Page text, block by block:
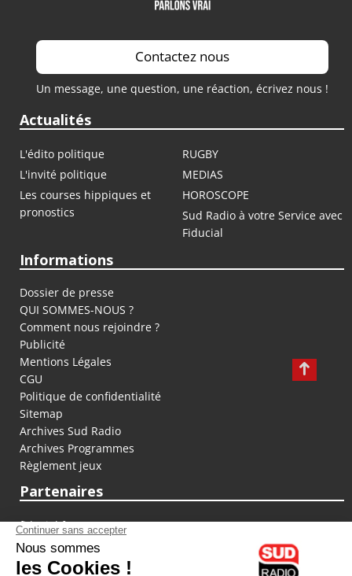
Contactez nous
Un message, une question, une réaction, écrivez nous !
Actualités
L'édito politique
RUGBY
L'invité politique
MEDIAS
Les courses hippiques et
pronostics
HOROSCOPE
Sud Radio à votre Service avec
Fiducial
Informations
Dossier de presse
QUI SOMMES-NOUS ?
Comment nous rejoindre ?
Publicité
Mentions Légales
CGU
Politique de confidentialité
Sitemap
Archives Sud Radio
Archives Programmes
Règlement jeux
Partenaires
fiducial.fr
lyoncapitale.fr
olympique-et-lyonnais.com